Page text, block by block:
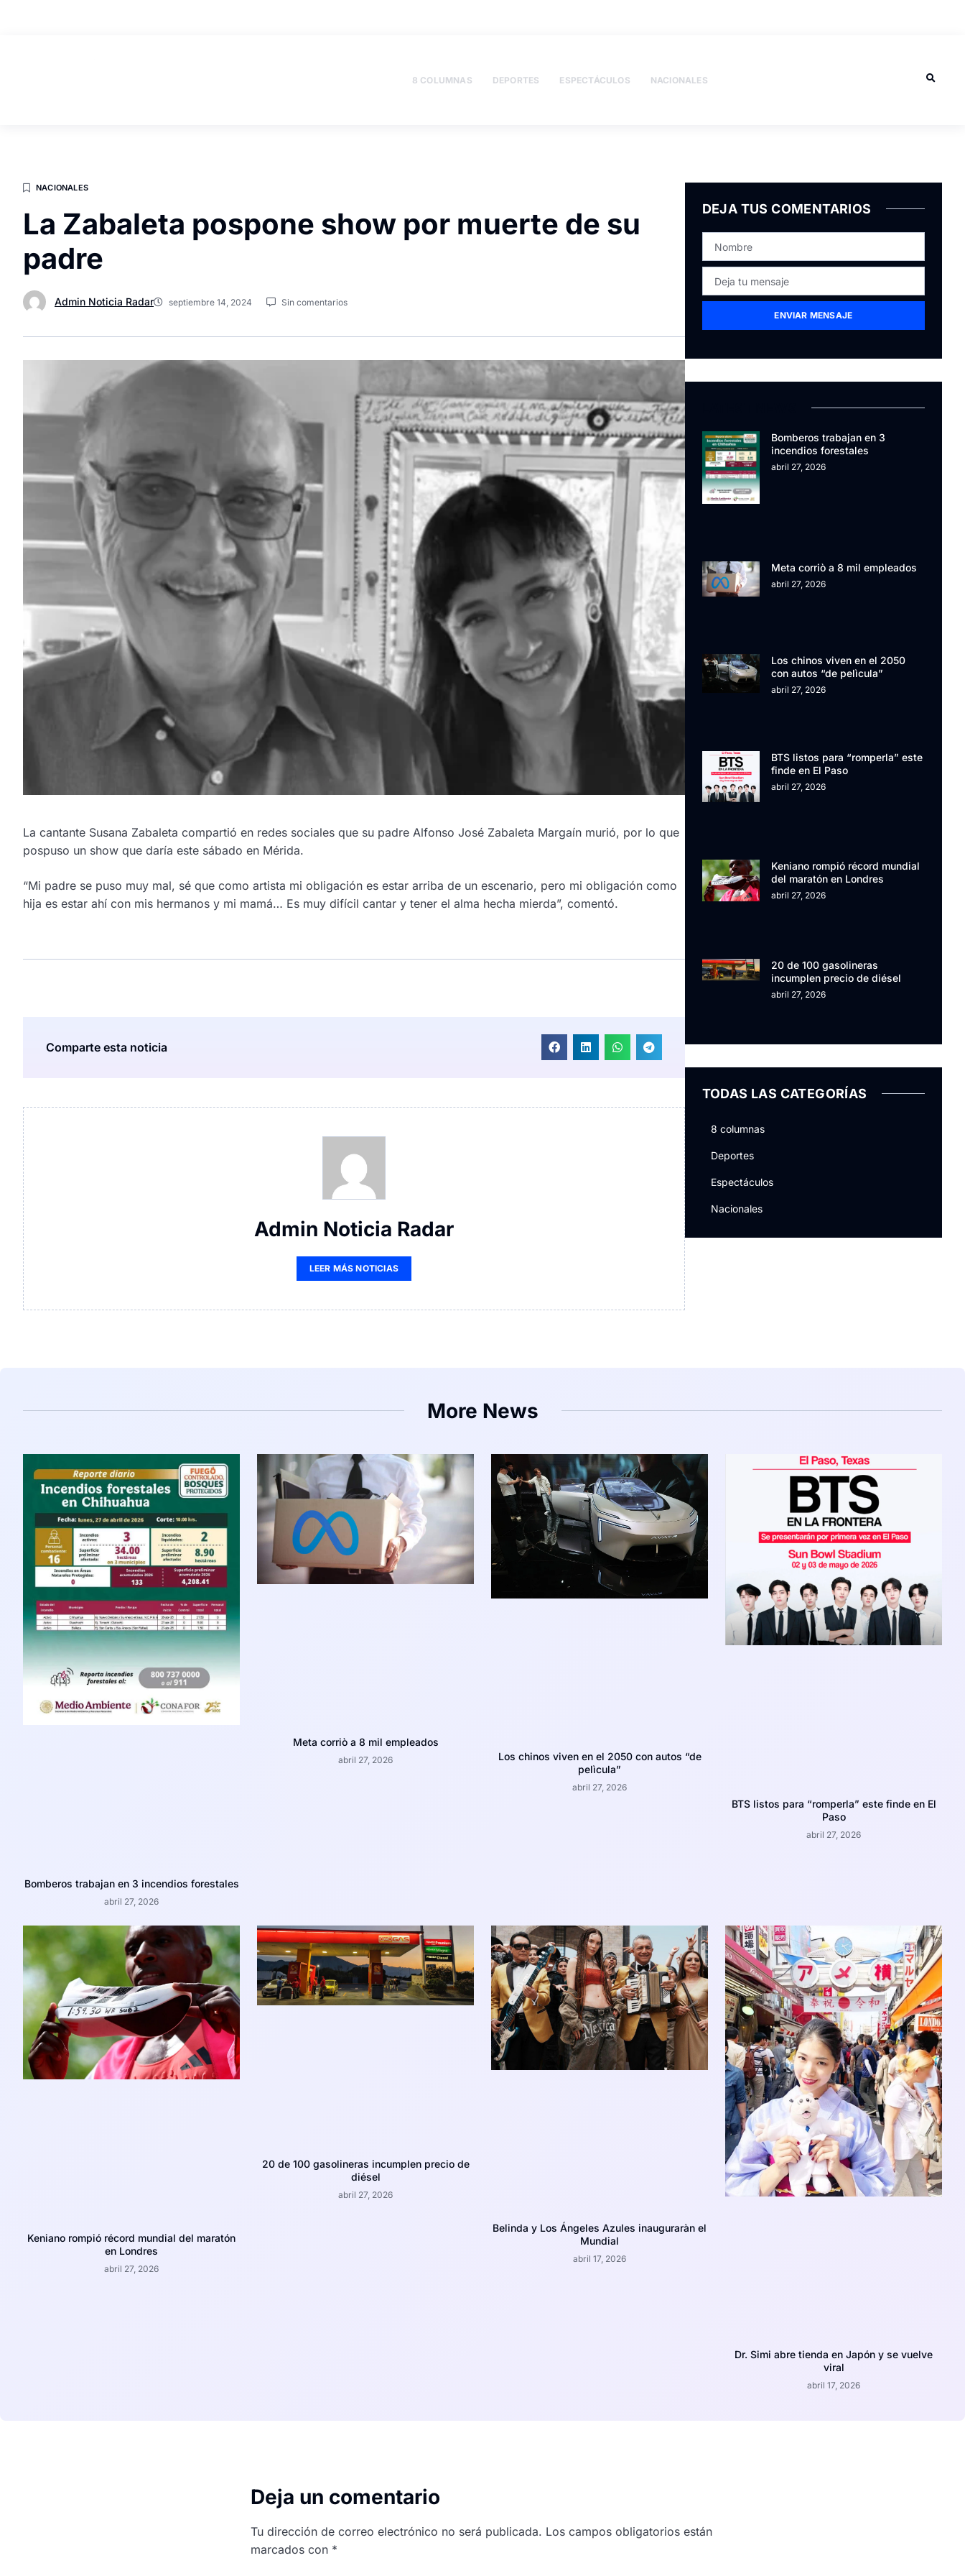
8 COLUMNAS DEPORTES ESPECTÁCULOS NACIONALES
NACIONALES
La Zabaleta pospone show por muerte de su
padre
Admin Noticia Radar septiembre 14, 2024 Sin comentarios
La cantante Susana Zabaleta compartió en redes sociales que su padre Alfonso José Zabaleta Margaín murió, por lo que
pospuso un show que daría este sábado en Mérida.
“Mi padre se puso muy mal, sé que como artista mi obligación es estar arriba de un escenario, pero mi obligación como
hija es estar ahí con mis hermanos y mi mamá… Es muy difícil cantar y tener el alma hecha mierda”, comentó.
Comparte esta noticia
Admin Noticia Radar
LEER MÁS NOTICIAS
DEJA TUS COMENTARIOS
ENVIAR MENSAJE
Bomberos trabajan en 3
incendios forestales
abril 27, 2026
Meta corriò a 8 mil empleados
abril 27, 2026
Los chinos viven en el 2050
con autos “de pelìcula”
abril 27, 2026
BTS listos para “romperla” este
finde en El Paso
abril 27, 2026
Keniano rompió récord mundial
del maratón en Londres
abril 27, 2026
20 de 100 gasolineras
incumplen precio de diésel
abril 27, 2026
TODAS LAS CATEGORÍAS
8 columnas
Deportes
Espectáculos
Nacionales
More News
Bomberos trabajan en 3 incendios forestales
abril 27, 2026
Meta corriò a 8 mil empleados
abril 27, 2026
Los chinos viven en el 2050 con autos “de
pelìcula”
abril 27, 2026
BTS listos para “romperla” este finde en El
Paso
abril 27, 2026
Keniano rompió récord mundial del maratón
en Londres
abril 27, 2026
20 de 100 gasolineras incumplen precio de
diésel
abril 27, 2026
Belinda y Los Ángeles Azules inauguraràn el
Mundial
abril 17, 2026
Dr. Simi abre tienda en Japón y se vuelve
viral
abril 17, 2026
Deja un comentario
Tu dirección de correo electrónico no será publicada. Los campos obligatorios están
marcados con *